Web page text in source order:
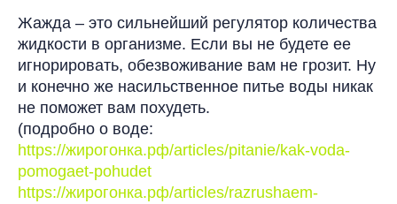
Жажда – это сильнейший регулятор количества
жидкости в организме. Если вы не будете ее
игнорировать, обезвоживание вам не грозит. Ну
и конечно же насильственное питье воды никак
не поможет вам похудеть.
(подробно о воде:
https://жирогонка.рф/articles/pitanie/kak-voda-
pomogaet-pohudet
https://жирогонка.рф/articles/razrushaem-